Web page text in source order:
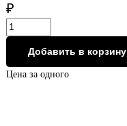
₽
Добавить в корзину
Цена за одного